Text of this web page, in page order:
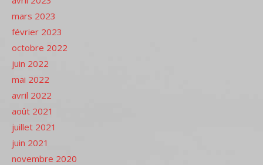
mars 2023
février 2023
octobre 2022
juin 2022
mai 2022
avril 2022
août 2021
juillet 2021
juin 2021
novembre 2020